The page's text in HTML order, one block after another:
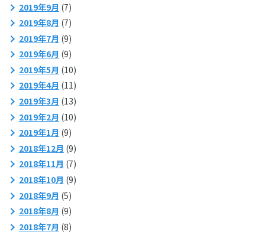
2019年9月 (7)
2019年8月 (7)
2019年7月 (9)
2019年6月 (9)
2019年5月 (10)
2019年4月 (11)
2019年3月 (13)
2019年2月 (10)
2019年1月 (9)
2018年12月 (9)
2018年11月 (7)
2018年10月 (9)
2018年9月 (5)
2018年8月 (9)
2018年7月 (8)